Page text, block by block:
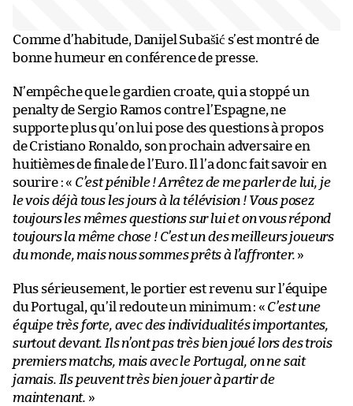
Comme d’habitude, Danijel Subašić s’est montré de
bonne humeur en conférence de presse.
N’empêche que le gardien croate, qui a stoppé un
penalty de Sergio Ramos contre l’Espagne, ne
supporte plus qu’on lui pose des questions à propos
de Cristiano Ronaldo, son prochain adversaire en
huitièmes de finale de l’Euro. Il l’a donc fait savoir en
sourire : « C’est pénible ! Arrêtez de me parler de lui, je
le vois déjà tous les jours à la télévision ! Vous posez
toujours les mêmes questions sur lui et on vous répond
toujours la même chose ! C’est un des meilleurs joueurs
du monde, mais nous sommes prêts à l’affronter. »
Plus sérieusement, le portier est revenu sur l’équipe
du Portugal, qu’il redoute un minimum : « C’est une
équipe très forte, avec des individualités importantes,
surtout devant. Ils n’ont pas très bien joué lors des trois
premiers matchs, mais avec le Portugal, on ne sait
jamais. Ils peuvent très bien jouer à partir de
maintenant. »